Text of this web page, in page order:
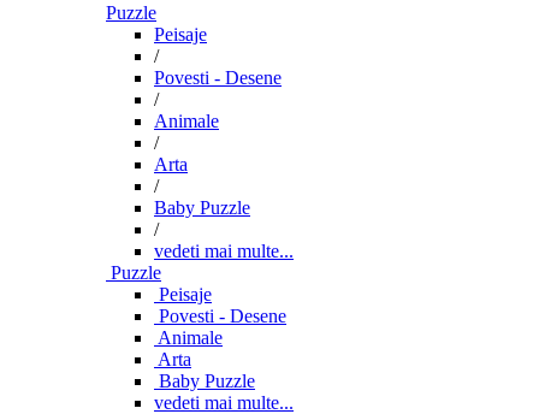
Puzzle
Peisaje
/
Povesti - Desene
/
Animale
/
Arta
/
Baby Puzzle
/
vedeti mai multe...
Puzzle
Peisaje
Povesti - Desene
Animale
Arta
Baby Puzzle
vedeti mai multe...